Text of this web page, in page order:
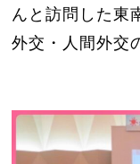
んと訪問した東
外交・人間外交